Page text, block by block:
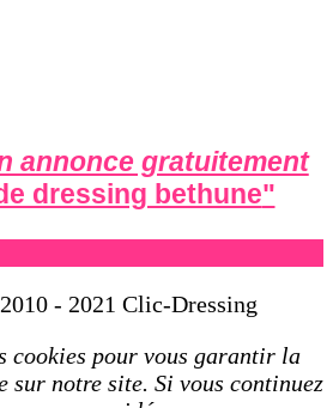
annonce gratuitement
dressing bethune"
- 2021 Clic-Dressing
cookies pour vous garantir la
sur notre site. Si vous continuez